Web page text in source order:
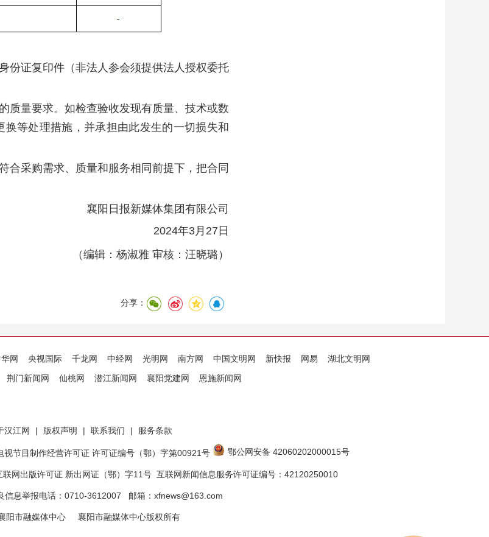
份证复印件（非法人参会须提供法人授权委托
质量要求。如检查验收发现有质量、技术或数
等处理措施，并承担由此发生的一切损失和
合采购需求、质量和服务相同前提下，把合同
襄阳日报新媒体集团有限公司
2024年3月27日
（编辑：杨淑雅 审核：汪晓璐）
分享：
网 央视国际 千龙网 中经网 光明网 南方网 中国文明网 新快报 网易
湖北文明网
荆门新闻网 仙桃网 潜江新闻网 襄阳党建网 恩施新闻网
汉江网 | 版权声明 | 联系我们 | 服务条款
视节目制作经营许可证 许可证编号（鄂）字第00921号 鄂公网安备 42060202000015号
网出版许可证 新出网证（鄂）字11号 互联网新闻信息服务许可证编号：42120250010
信息举报电话：0710-3612007 邮箱：xfnews@163.com
阳市融媒体中心 襄阳市融媒体中心版权所有